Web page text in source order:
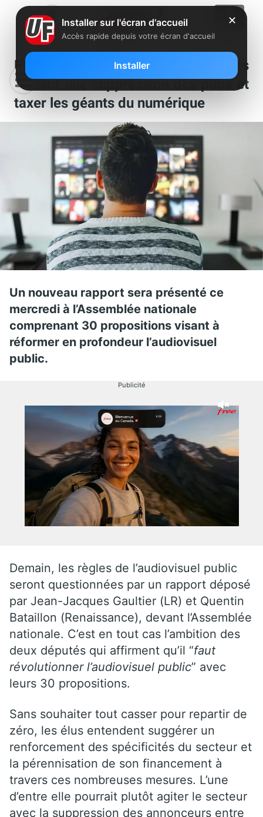
France Télévisions : des députés
veulent une suppression des pubs et
taxer les géants du numérique
Un nouveau rapport sera présenté ce
mercredi à l’Assemblée nationale
comprenant 30 propositions visant à
réformer en profondeur l’audiovisuel
public.
Publicité
Demain, les règles de l’audiovisuel public
seront questionnées par un rapport déposé
par Jean-Jacques Gaultier (LR) et Quentin
Bataillon (Renaissance), devant l’Assemblée
nationale. C’est en tout cas l’ambition des
deux députés qui affirment qu’il “faut
révolutionner l’audiovisuel public” avec
leurs 30 propositions.
Sans souhaiter tout casser pour repartir de
zéro, les élus entendent suggérer un
renforcement des spécificités du secteur et
la pérennisation de son financement à
travers ces nombreuses mesures. L’une
d’entre elle pourrait plutôt agiter le secteur
avec la suppression des annonceurs entre
✕
Installer sur l'écran d'accueil
Accès rapide depuis votre écran d'accueil
Installer